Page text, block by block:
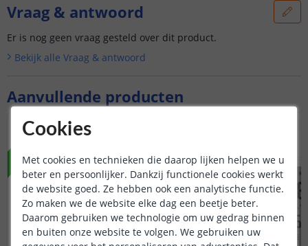
Aanvullende producten
NIEUW
Vraag & antwoord
Er is nog geen vraag gesteld over dit product.
Bekijk alle Vraag & antwoord
Cookies
Met cookies en technieken die daarop lijken helpen we u
beter en persoonlijker. Dankzij functionele cookies werkt
de website goed. Ze hebben ook een analytische functie.
Zo maken we de website elke dag een beetje beter.
Daarom gebruiken we technologie om uw gedrag binnen
en buiten onze website te volgen. We gebruiken uw